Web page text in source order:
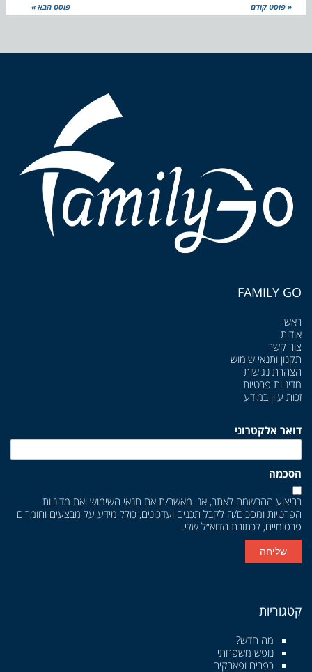
« פוסט קודם פוסט הבא »
FAMILY GO
ראשי
אודות
צור קשר
תקנון ותנאי שימוש
הצהרת נגישות
מדיניות פרטיות
זכות עיון במידע
דואר אלקטרוני
הסכמה
בביצוע ההרשמה לאתר, אני מאשר/ת את תנאי השימוש ואת מדיניות
הפרטיות ומסכים/ה לקבל תכנים ועדכונים, כולל מידע על מבצעים וחומרים
פרסומיים, לכתובת הדוא״ל שלי.
שליחה
קטגוריות
מה חדש?
נופש משפחתי
כפרים ופארקים